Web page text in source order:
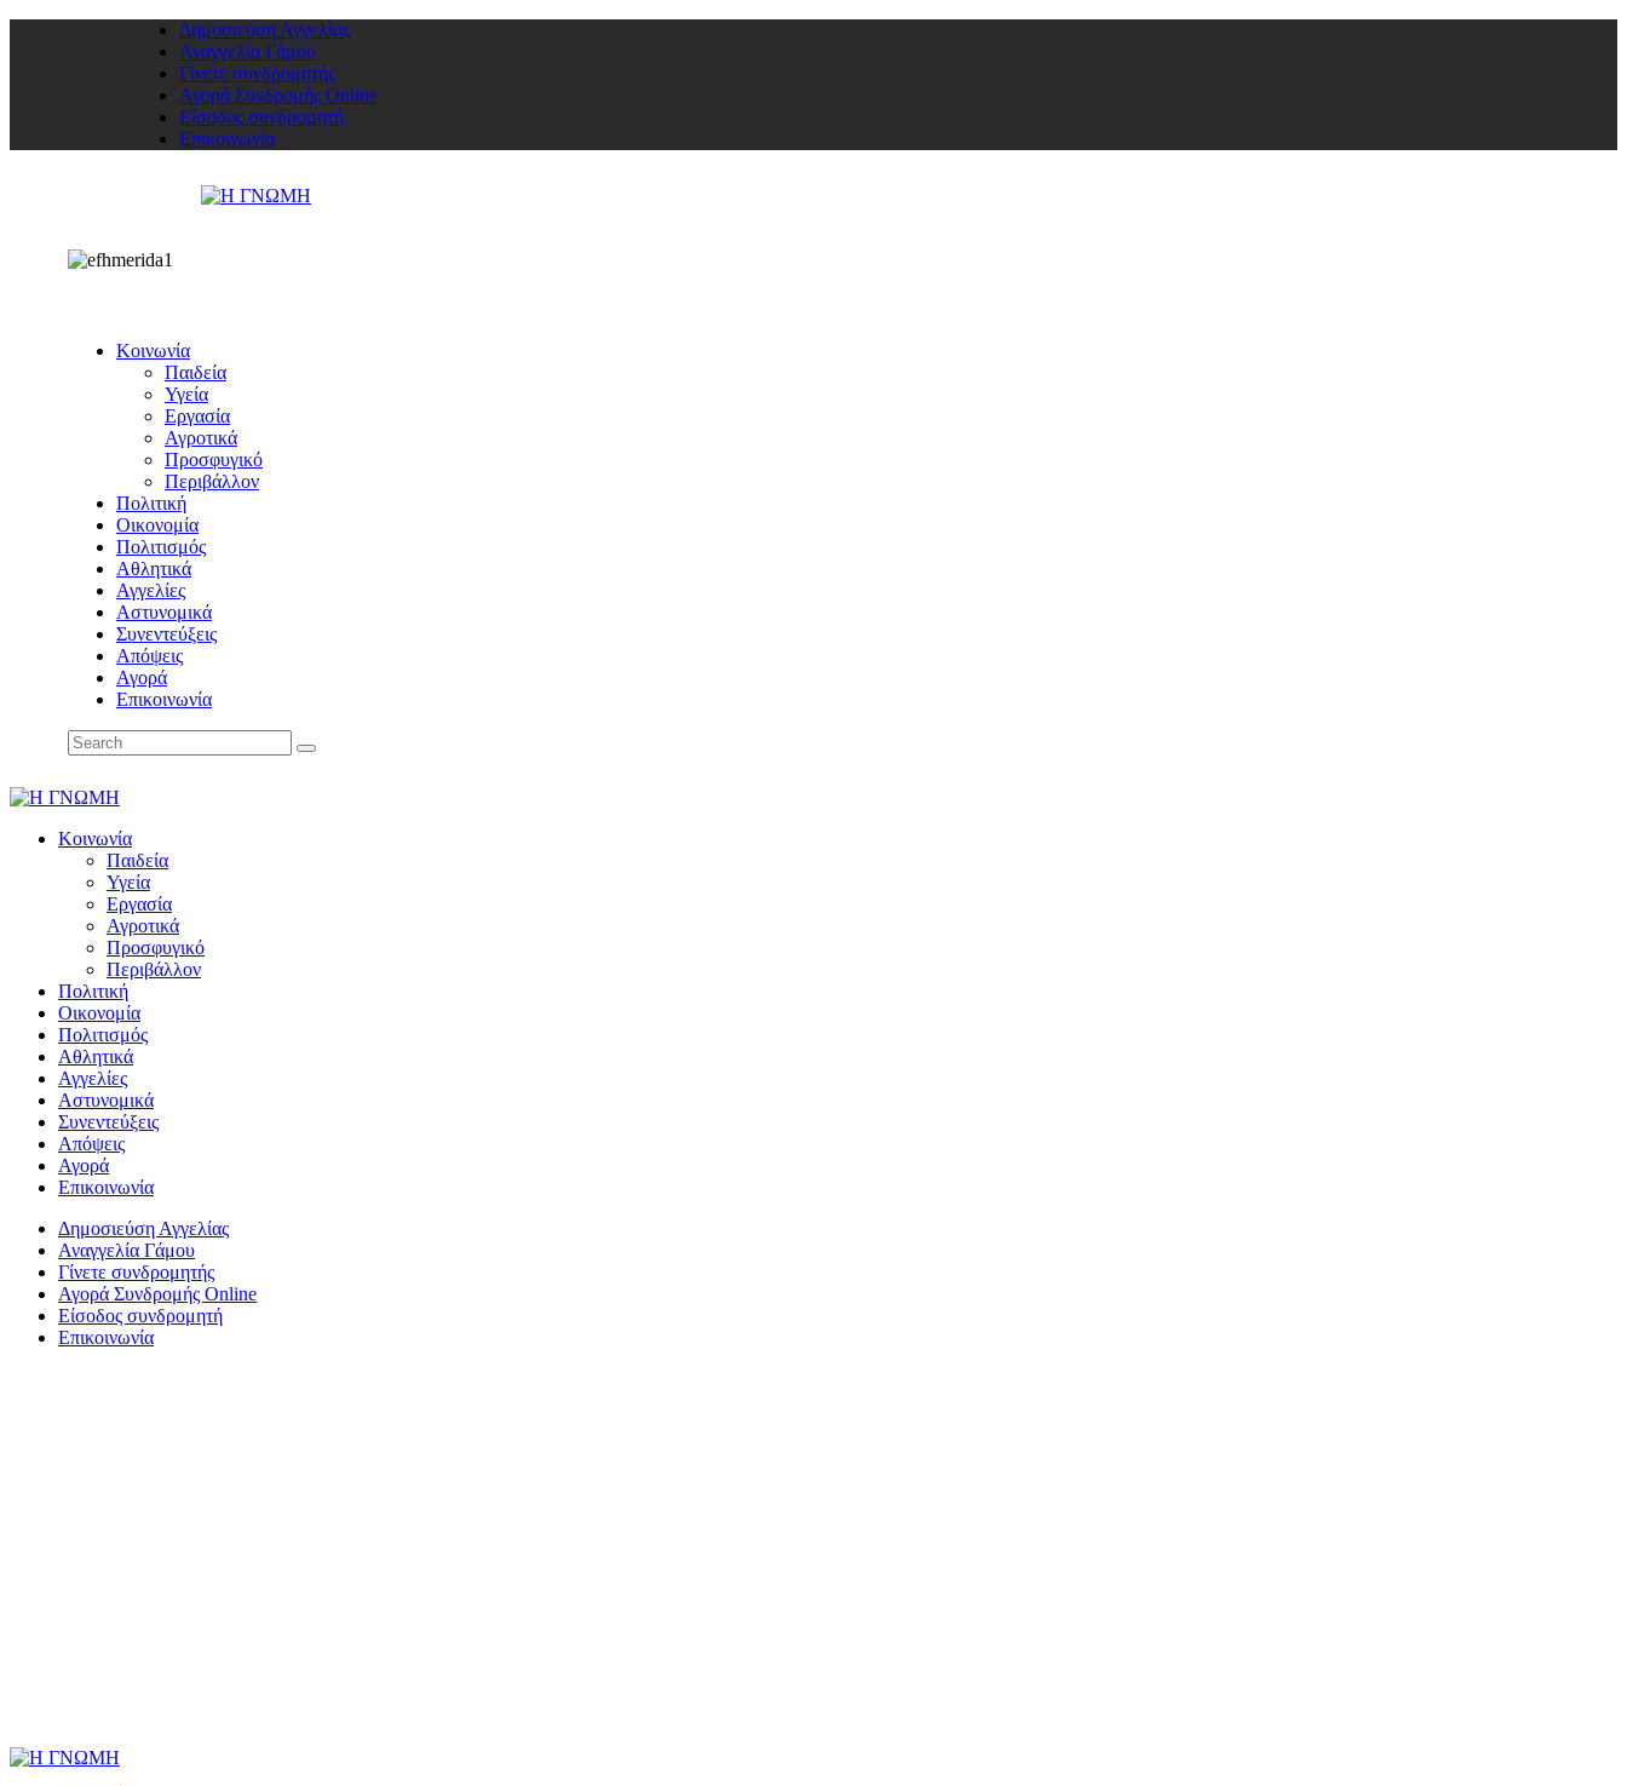
Δημοσιεύση Αγγελίας
Αναγγελία Γάμου
Γίνετε συνδρομητής
Αγορά Συνδρομής Online
Είσοδος συνδρομητή
Επικοινωνία
Κοινωνία
Παιδεία
Υγεία
Εργασία
Αγροτικά
Προσφυγικό
Περιβάλλον
Πολιτική
Οικονομία
Πολιτισμός
Αθλητικά
Αγγελίες
Αστυνομικά
Συνεντεύξεις
Απόψεις
Αγορά
Επικοινωνία
Κοινωνία
Παιδεία
Υγεία
Εργασία
Αγροτικά
Προσφυγικό
Περιβάλλον
Πολιτική
Οικονομία
Πολιτισμός
Αθλητικά
Αγγελίες
Αστυνομικά
Συνεντεύξεις
Απόψεις
Αγορά
Επικοινωνία
Δημοσιεύση Αγγελίας
Αναγγελία Γάμου
Γίνετε συνδρομητής
Αγορά Συνδρομής Online
Είσοδος συνδρομητή
Επικοινωνία